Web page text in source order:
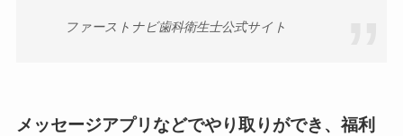
ファーストナビ歯科衛生士公式サイト
メッセージアプリなどでやり取りができ、福利